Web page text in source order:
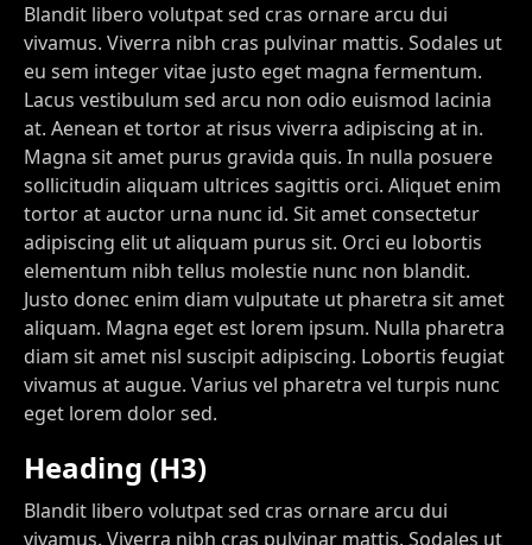
Blandit libero volutpat sed cras ornare arcu dui
vivamus. Viverra nibh cras pulvinar mattis. Sodales ut
eu sem integer vitae justo eget magna fermentum.
Lacus vestibulum sed arcu non odio euismod lacinia
at. Aenean et tortor at risus viverra adipiscing at in.
Magna sit amet purus gravida quis. In nulla posuere
sollicitudin aliquam ultrices sagittis orci. Aliquet enim
tortor at auctor urna nunc id. Sit amet consectetur
adipiscing elit ut aliquam purus sit. Orci eu lobortis
elementum nibh tellus molestie nunc non blandit.
Justo donec enim diam vulputate ut pharetra sit amet
aliquam. Magna eget est lorem ipsum. Nulla pharetra
diam sit amet nisl suscipit adipiscing. Lobortis feugiat
vivamus at augue. Varius vel pharetra vel turpis nunc
eget lorem dolor sed.
Heading (H3)
Blandit libero volutpat sed cras ornare arcu dui
vivamus. Viverra nibh cras pulvinar mattis. Sodales ut